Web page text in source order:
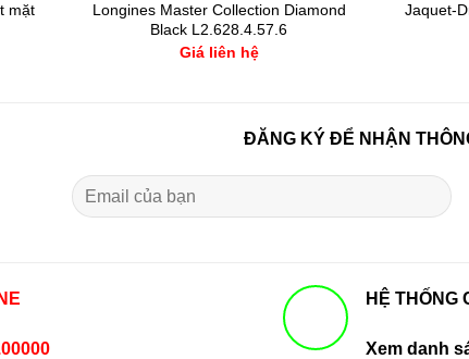
mặt
Longines Master Collection Diamond
Black L2.628.4.57.6
Giá liên hệ
Jaquet-
ĐĂNG KÝ ĐỂ NHẬN
HỆ THỐNG
Xem danh